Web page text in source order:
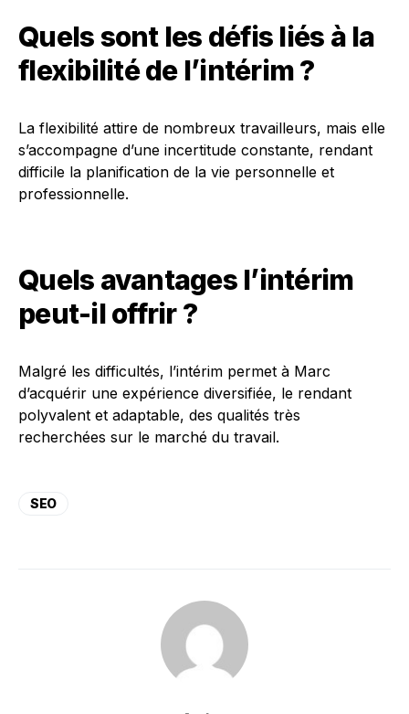
Quels sont les défis liés à la
flexibilité de l’intérim ?
La flexibilité attire de nombreux travailleurs, mais elle
s’accompagne d’une incertitude constante, rendant
difficile la planification de la vie personnelle et
professionnelle.
Quels avantages l’intérim
peut-il offrir ?
Malgré les difficultés, l’intérim permet à Marc
d’acquérir une expérience diversifiée, le rendant
polyvalent et adaptable, des qualités très
recherchées sur le marché du travail.
SEO